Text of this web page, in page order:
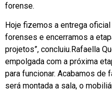
forense.
Hoje fizemos a entrega
forenses e encerramos a
projetos”, concluiu.Rafaella
empolgada com a próxima
para funcionar. Acabamos de
será montada a sala, o